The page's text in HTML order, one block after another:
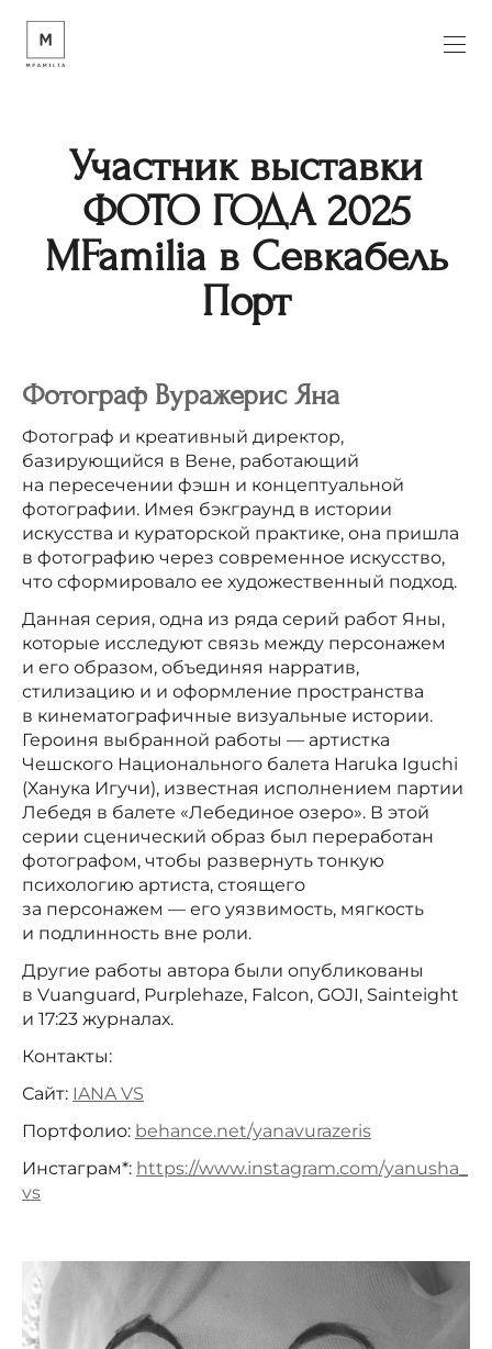
Участник выставки
ФОТО ГОДА 2025
MFamilia в Севкабель
Порт
Фотограф Вуражерис Яна
Фотограф и креативный директор,
базирующийся в Вене, работающий
на пересечении фэшн и концептуальной
фотографии. Имея бэкграунд в истории
искусства и кураторской практике, она пришла
в фотографию через современное искусство,
что сформировало ее художественный подход.
Данная серия, одна из ряда серий работ Яны,
которые исследуют связь между персонажем
и его образом, объединяя нарратив,
стилизацию и и оформление пространства
в кинематографичные визуальные истории.
Героиня выбранной работы — артистка
Чешского Национального балета Haruka Iguchi
(Ханука Игучи), известная исполнением партии
Лебедя в балете «Лебединое озеро». В этой
серии сценический образ был переработан
фотографом, чтобы развернуть тонкую
психологию артиста, стоящего
за персонажем — его уязвимость, мягкость
и подлинность вне роли.
Другие работы автора были опубликованы
в Vuanguard, Purplehaze, Falcon, GOJI, Sainteight
и 17:23 журналах.
Контакты:
Сайт: IANA VS
Портфолио: behance.net/yanavurazeris
Инстаграм*: https://www.instagram.com/yanusha_
vs